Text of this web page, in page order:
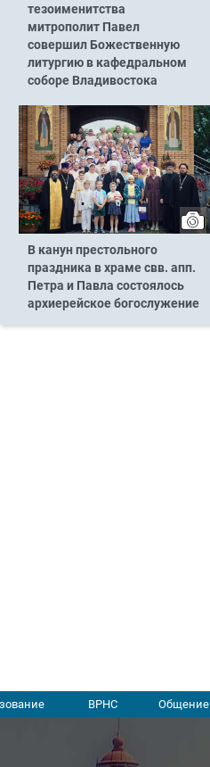
тезоименитства
митрополит Павел
совершил Божественную
литургию в кафедральном
соборе Владивостока
В канун престольного
праздника в храме свв. апп.
Петра и Павла состоялось
архиерейское богослужение
ВРНС Общение